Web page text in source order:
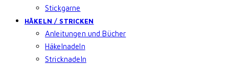
Stickgarne
HÄKELN / STRICKEN
Anleitungen und Bücher
Häkelnadeln
Stricknadeln